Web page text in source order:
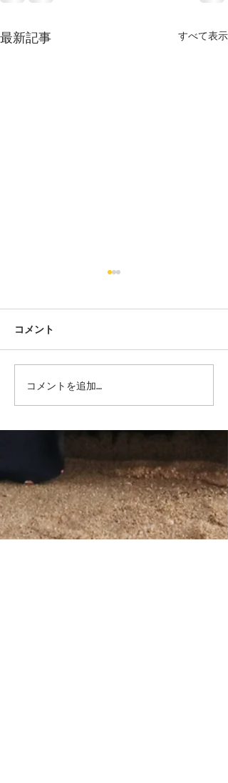
最新記事 すべて表示
生活習慣で『肥満と薄
毛』 さようならする方法
コメント
コメントを追加…